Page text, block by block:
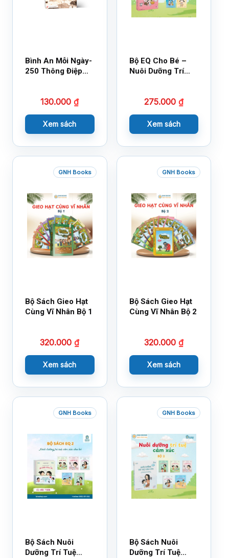
Bình An Mỗi Ngày-
250 Thông Điệp
130.000₫
Xem sách
Bộ EQ Cho Bé –
Nuôi Dưỡng Trí
275.000 ₫
Xem sách
GNH Books
Bộ Sách Gieo Hạt
Cùng Vĩ Nhân Bộ 1
320.000₫
Xem sách
GNH Books
Bộ Sách Gieo Hạt
Cùng Vĩ Nhân Bộ 2
320.000 ₫
Xem sách
GNH Books
Bộ Sách Nuôi
Dưỡng Trí Tuệ
GNH Books
Bộ Sách Nuôi
Dưỡng Trí Tuệ